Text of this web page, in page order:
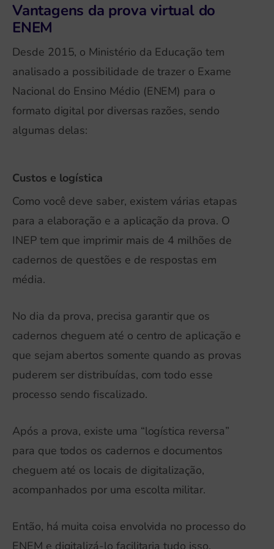
Vantagens da prova virtual do
ENEM
Desde 2015, o Ministério da Educação tem
analisado a possibilidade de trazer o Exame
Nacional do Ensino Médio (ENEM) para o
formato digital por diversas razões, sendo
algumas delas:
Custos e logística
Como você deve saber, existem várias etapas
para a elaboração e a aplicação da prova. O
INEP tem que imprimir mais de 4 milhões de
cadernos de questões e de respostas em
média.
No dia da prova, precisa garantir que os
cadernos cheguem até o centro de aplicação e
que sejam abertos somente quando as provas
puderem ser distribuídas, com todo esse
processo sendo fiscalizado.
Após a prova, existe uma “logística reversa”
para que todos os cadernos e documentos
cheguem até os locais de digitalização,
acompanhados por uma escolta militar.
Então, há muita coisa envolvida no processo do
ENEM e digitalizá-lo facilitaria tudo isso,